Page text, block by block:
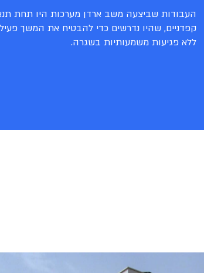
העבודות שביצעה משב ארדן מערכות היו תחת
קפדניים, שהיו נדרשים כדי להבטיח את המשך
ללא פגיעות משמעותיות בשגרה.